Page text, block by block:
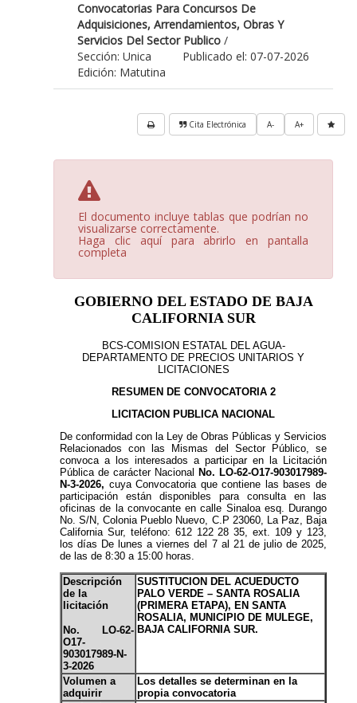
Convocatorias Para Concursos De
Adquisiciones, Arrendamientos, Obras Y
Servicios Del Sector Publico /
Publicado el: 07-07-2026
Sección: Unica
Edición: Matutina
A+
A-
Cita Electrónica
El documento incluye tablas que podrían no
visualizarse correctamente.
Haga clic aquí para abrirlo en pantalla
completa